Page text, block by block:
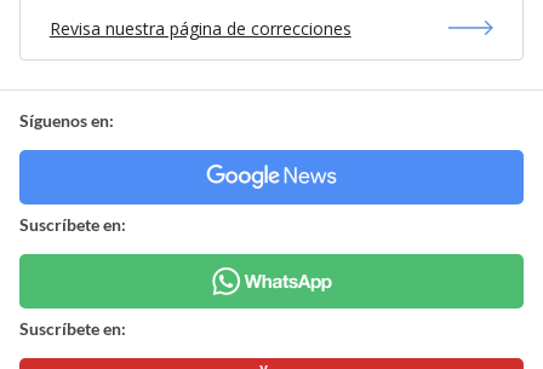
Revisa nuestra página de correcciones
Síguenos en:
Suscríbete en:
Suscríbete en: